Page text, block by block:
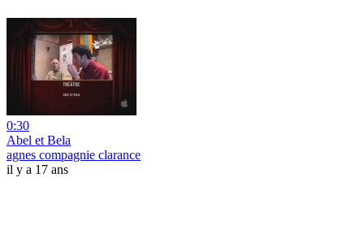
0:30
Abel et Bela
agnes compagnie clarance
il y a 17 ans